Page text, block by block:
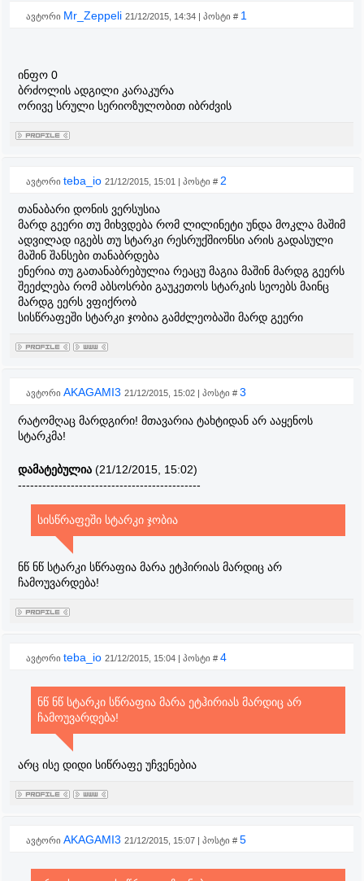
ავტორი Mr_Zeppeli 21/12/2015, 14:34 | პოსტი # 1
ინფო 0
ბრძოლის ადგილი კარაკურა
ორივე სრული სერიოზულობით იბრძვის
ავტორი teba_io 21/12/2015, 15:01 | პოსტი # 2
თანაბარი დონის ვერსუსია
მარდ გეერი თუ მიხვდება რომ ლილინეტი უნდა მოკლა მაშიმ
ადვილად იგებს თუ სტარკი რესრუქშიონსი არის გადასული
მაშინ შანსები თანაბრდება
ენერია თუ გათანაბრებულია რეაცუ მაგია მაშინ მარდგ გეერს
შეეძლება რომ აბსოსრბი გაუკეთოს სტარკის სეოებს მაინც
მარდგ ეერს ვფიქრობ
სისწრაფეში სტარკი ჯობია გამძლეობაში მარდ გეერი
ავტორი AKAGAMI3 21/12/2015, 15:02 | პოსტი # 3
რატომღაც მარდგირი! მთავარია ტახტიდან არ ააყენოს
სტარკმა!
დამატებულია (21/12/2015, 15:02)
---------------------------------------------
სისწრაფეში სტარკი ჯობია
ნწ ნწ სტარკი სწრაფია მარა ეტჰირიას მარდიც არ
ჩამოუვარდება!
ავტორი teba_io 21/12/2015, 15:04 | პოსტი # 4
ნწ ნწ სტარკი სწრაფია მარა ეტჰირიას მარდიც არ
ჩამოუვარდება!
არც ისე დიდი სიწრაფე უჩვენებია
ავტორი AKAGAMI3 21/12/2015, 15:07 | პოსტი # 5